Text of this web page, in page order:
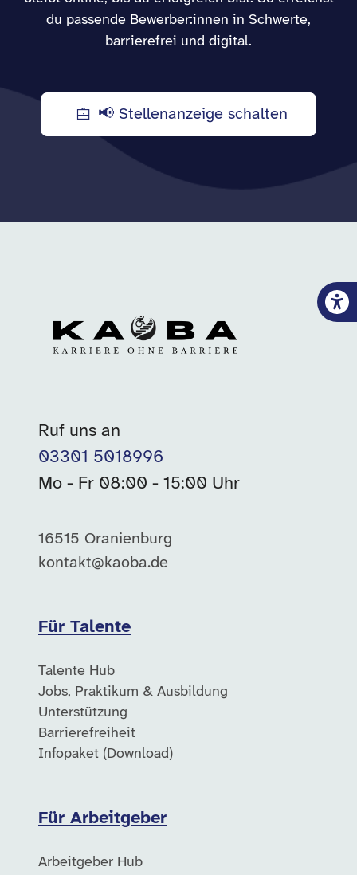
du passende Bewerber:innen in Schwerte,
barrierefrei und digital.
📢 Stellenanzeige schalten
Ruf uns an
03301 5018996
Mo - Fr 08:00 - 15:00 Uhr
16515 Oranienburg
kontakt@kaoba.de
Für Talente
Talente Hub
Jobs, Praktikum & Ausbildung
Unterstützung
Barrierefreiheit
Infopaket (Download)
Für Arbeitgeber
Arbeitgeber Hub